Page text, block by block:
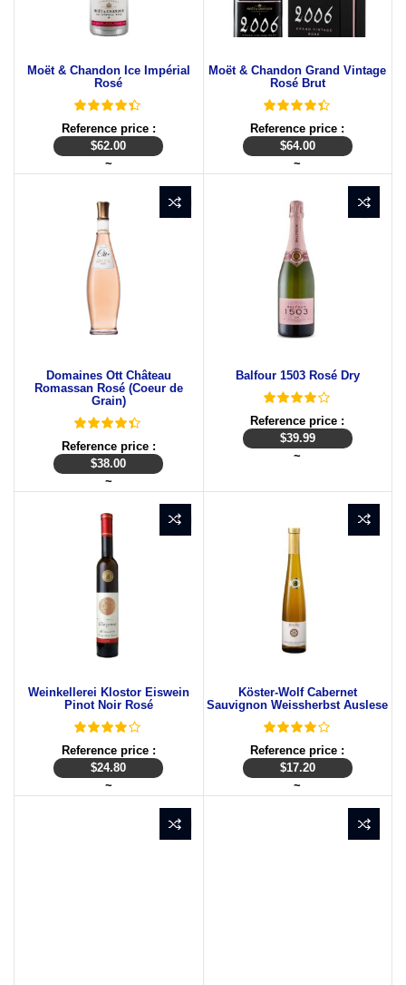
Moët & Chandon Ice Impérial
Rosé
Reference price :
$62.00
~
Moët & Chandon Grand Vintage
Rosé Brut
Reference price :
$64.00
~
Domaines Ott Château
Romassan Rosé (Coeur de
Grain)
Reference price :
$38.00
~
Balfour 1503 Rosé Dry
Reference price :
$39.99
~
Weinkellerei Klostor Eiswein
Pinot Noir Rosé
Reference price :
$24.80
~
Köster-Wolf Cabernet
Sauvignon Weissherbst Auslese
Reference price :
$17.20
~